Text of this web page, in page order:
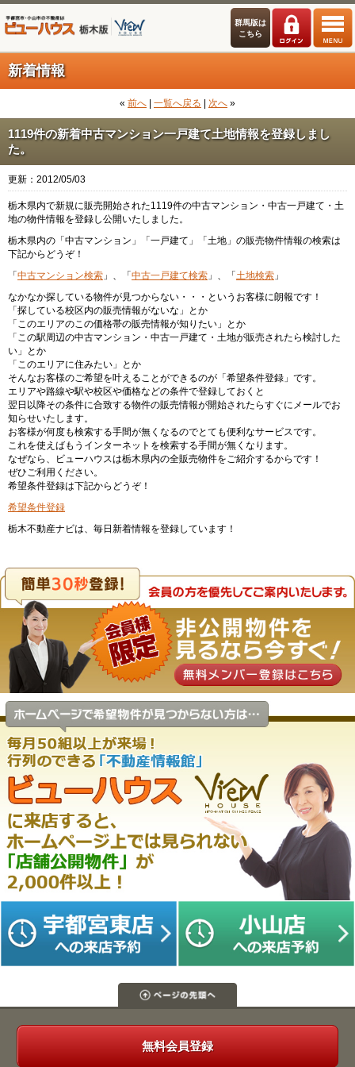
群馬版は
こちら
新着情報
« 前へ 一覧へ戻る 次へ »
1119件の新着中古マンション一戸建て土地情報を登録しまし
た。
更新：2012/05/03
栃木県内で新規に販売開始された1119件の中古マンション・中古一戸建て・土
地の物件情報を登録し公開いたしました。
栃木県内の「中古マンション」「一戸建て」「土地」の販売物件情報の検索は
下記からどうぞ！
「 中古マンション検索 」、「 中古一戸建て検索 」、「 土地検索 」
なかなか探している物件が見つからない・・・というお客様に朗報です！
「探している校区内の販売情報がないな」とか
「このエリアのこの価格帯の販売情報が知りたい」とか
「この駅周辺の中古マンション・中古一戸建て・土地が販売されたら検討した
い」とか
「このエリアに住みたい」とか
そんなお客様のご希望を叶えることができるのが「希望条件登録」です。
エリアや路線や駅や校区や価格などの条件で登録しておくと
翌日以降その条件に合致する物件の販売情報が開始されたらすぐにメールでお
知らせいたします。
お客様が何度も検索する手間が無くなるのでとても便利なサービスです。
これを使えばもうインターネットを検索する手間が無くなります。
なぜなら、ビューハウスは栃木県内の全販売物件をご紹介するからです！
ぜひご利用ください。
希望条件登録は下記からどうぞ！
希望条件登録
栃木不動産ナビは、毎日新着情報を登録しています！
無料会員登録